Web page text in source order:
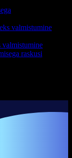
valmistumine
valmistumine
raskusi